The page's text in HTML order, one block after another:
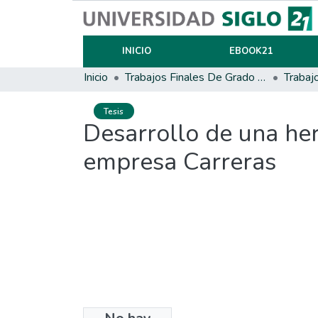
INICIO EBOOK21
Inicio Trabajos Finales De Grado Y Posgrado
Tesis
Desarrollo de una
empresa Carreras